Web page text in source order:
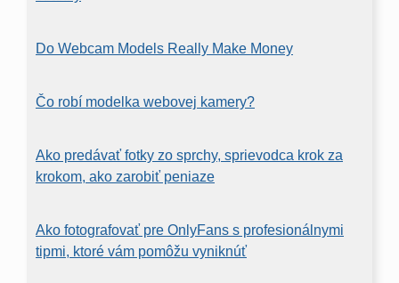
Do Webcam Models Really Make Money
Čo robí modelka webovej kamery?
Ako predávať fotky zo sprchy, sprievodca krok za
krokom, ako zarobiť peniaze
Ako fotografovať pre OnlyFans s profesionálnymi
tipmi, ktoré vám pomôžu vyniknúť